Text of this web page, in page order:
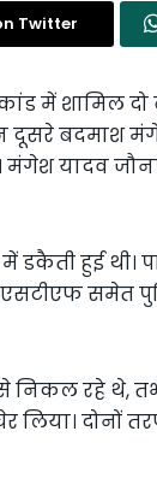
Twitter
में शामिल
बदमाश
यादव
डकैती हुई थी।
समेत
रहे थे,
दोनों